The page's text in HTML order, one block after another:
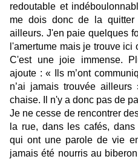
redoutable et
me dois donc de la quitter
ailleurs. J'en paie quelques
l'amertume mais je trouve
C'est une joie immense.
ajoute : « Ils m’ont
n’ai jamais trouvée
chaise. Il n'y a donc pas de
Je ne cesse de rencontrer
la rue, dans les cafés,
qui ont une parole de vie
jamais été nourris au